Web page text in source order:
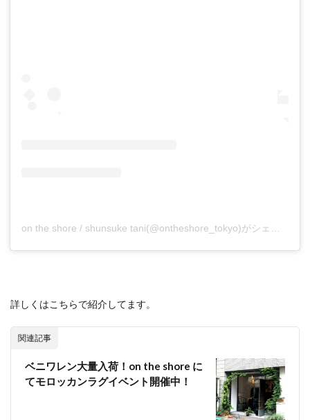
on the shore / shunsuke tani(@ontheshore_tokyo)がシェアした投稿
詳しくはこちらで紹介してます。
関連記事
ベニワレン大量入荷！on the shore に
てモロッカンラグイベント開催中！